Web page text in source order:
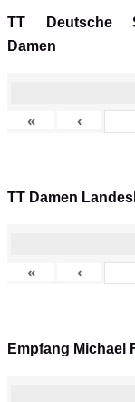
TT Deutsche
Damen
« ‹
TT Damen
« ‹
Empfang Michael